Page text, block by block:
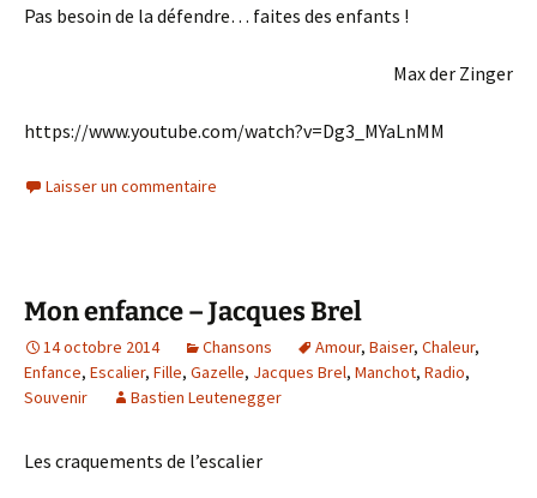
Pas besoin de la défendre… faites des enfants !
Max der Zinger
https://www.youtube.com/watch?v=Dg3_MYaLnMM
Laisser un commentaire
Mon enfance – Jacques Brel
14 octobre 2014 Chansons Amour, Baiser, Chaleur,
Enfance, Escalier, Fille, Gazelle, Jacques Brel, Manchot, Radio,
Souvenir
Bastien Leutenegger
Les craquements de l’escalier